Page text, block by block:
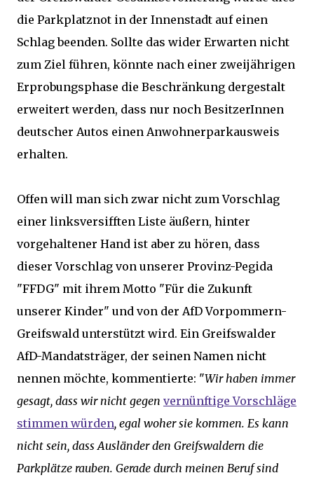
die Parkplatznot in der Innenstadt auf einen
Schlag beenden. Sollte das wider Erwarten nicht
zum Ziel führen, könnte nach einer zweijährigen
Erprobungsphase die Beschränkung dergestalt
erweitert werden, dass nur noch BesitzerInnen
deutscher Autos einen Anwohnerparkausweis
erhalten.
Offen will man sich zwar nicht zum Vorschlag
einer linksversifften Liste äußern, hinter
vorgehaltener Hand ist aber zu hören, dass
dieser Vorschlag von unserer Provinz-Pegida
"FFDG" mit ihrem Motto "Für die Zukunft
unserer Kinder" und von der AfD Vorpommern-
Greifswald unterstützt wird. Ein Greifswalder
AfD-Mandatsträger, der seinen Namen nicht
nennen möchte, kommentierte: "Wir haben immer
gesagt, dass wir nicht gegen vernünftige Vorschläge
stimmen würden, egal woher sie kommen. Es kann
nicht sein, dass Ausländer den Greifswaldern die
Parkplätze rauben. Gerade durch meinen Beruf sind